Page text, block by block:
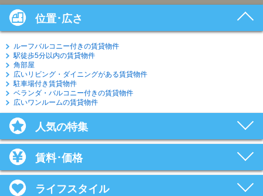
位置･広さ
ルーフバルコニー付きの賃貸物件
駅徒歩5分以内の賃貸物件
角部屋
広いリビング・ダイニングがある賃貸物件
駐車場付き賃貸物件
ベランダ・バルコニー付きの賃貸物件
広いワンルームの賃貸物件
人気の特集
賃料･価格
ライフスタイル